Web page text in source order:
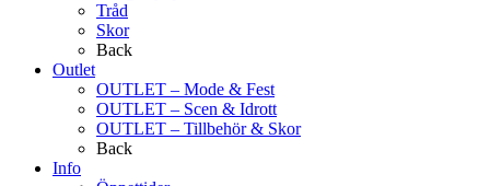
Tråd
Skor
Back
Outlet
OUTLET – Mode & Fest
OUTLET – Scen & Idrott
OUTLET – Tillbehör & Skor
Back
Info